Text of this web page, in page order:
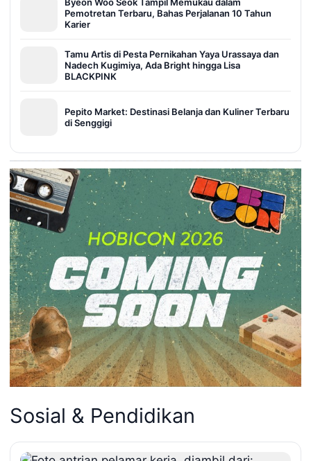
Pemotretan Terbaru, Bahas Perjalanan 10 Tahun
Karier
Tamu Artis di Pesta Pernikahan Yaya Urassaya dan
Nadech Kugimiya, Ada Bright hingga Lisa
BLACKPINK
Pepito Market: Destinasi Belanja dan Kuliner Terbaru
di Senggigi
Sosial & Pendidikan